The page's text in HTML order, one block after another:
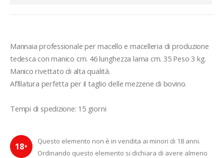
Mannaia professionale per macello e macelleria di produzione
tedesca con manico cm. 46 lunghezza lama cm. 35 Peso 3 kg.
Manico rivettato di alta qualità.
Affilatura perfetta per il taglio delle mezzene di bovino.
Tempi di spedizione: 15 giorni
18+
Questo elemento non è in vendita ai minori di 18 anni.
Ordinando questo elemento si dichiara di avere almeno